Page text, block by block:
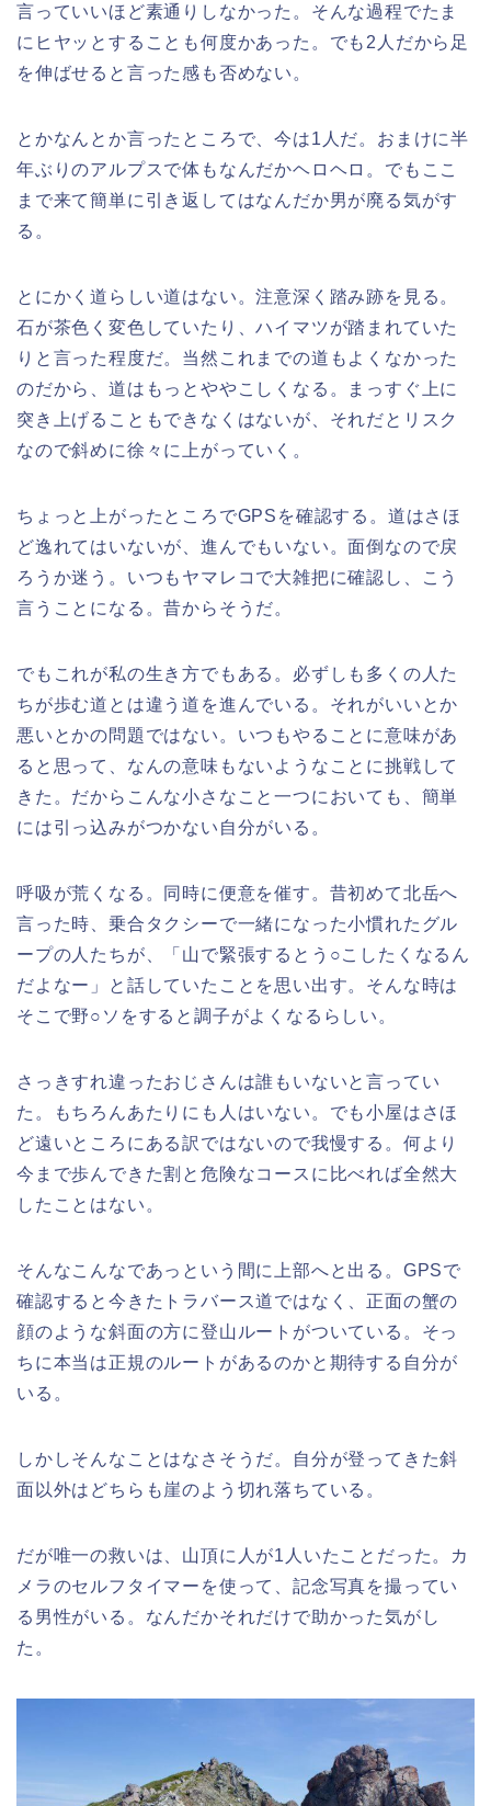
言っていいほど素通りしなかった。そんな過程でたま
にヒヤッとすることも何度かあった。でも2人だから足
を伸ばせると言った感も否めない。
とかなんとか言ったところで、今は1人だ。おまけに半
年ぶりのアルプスで体もなんだかヘロヘロ。でもここ
まで来て簡単に引き返してはなんだか男が廃る気がす
る。
とにかく道らしい道はない。注意深く踏み跡を見る。
石が茶色く変色していたり、ハイマツが踏まれていた
りと言った程度だ。当然これまでの道もよくなかった
のだから、道はもっとややこしくなる。まっすぐ上に
突き上げることもできなくはないが、それだとリスク
なので斜めに徐々に上がっていく。
ちょっと上がったところでGPSを確認する。道はさほ
ど逸れてはいないが、進んでもいない。面倒なので戻
ろうか迷う。いつもヤマレコで大雑把に確認し、こう
言うことになる。昔からそうだ。
でもこれが私の生き方でもある。必ずしも多くの人た
ちが歩む道とは違う道を進んでいる。それがいいとか
悪いとかの問題ではない。いつもやることに意味があ
ると思って、なんの意味もないようなことに挑戦して
きた。だからこんな小さなこと一つにおいても、簡単
には引っ込みがつかない自分がいる。
呼吸が荒くなる。同時に便意を催す。昔初めて北岳へ
言った時、乗合タクシーで一緒になった小慣れたグル
ープの人たちが、「山で緊張するとう○こしたくなるん
だよなー」と話していたことを思い出す。そんな時は
そこで野○ソをすると調子がよくなるらしい。
さっきすれ違ったおじさんは誰もいないと言ってい
た。もちろんあたりにも人はいない。でも小屋はさほ
ど遠いところにある訳ではないので我慢する。何より
今まで歩んできた割と危険なコースに比べれば全然大
したことはない。
そんなこんなであっという間に上部へと出る。GPSで
確認すると今きたトラバース道ではなく、正面の蟹の
顔のような斜面の方に登山ルートがついている。そっ
ちに本当は正規のルートがあるのかと期待する自分が
いる。
しかしそんなことはなさそうだ。自分が登ってきた斜
面以外はどちらも崖のよう切れ落ちている。
だが唯一の救いは、山頂に人が1人いたことだった。カ
メラのセルフタイマーを使って、記念写真を撮ってい
る男性がいる。なんだかそれだけで助かった気がし
た。